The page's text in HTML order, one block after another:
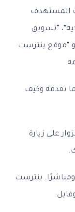
المستهدف
“تسويق
“موقع بنترست
تقدمه وكيف
على زيارة
بنترست